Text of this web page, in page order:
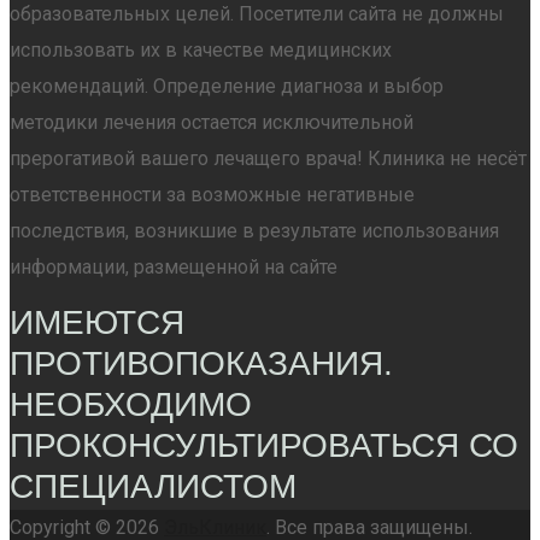
образовательных целей. Посетители сайта не должны
использовать их в качестве медицинских
рекомендаций. Определение диагноза и выбор
методики лечения остается исключительной
прерогативой вашего лечащего врача! Клиника не несёт
ответственности за возможные негативные
последствия, возникшие в результате использования
информации, размещенной на сайте
ИМЕЮТСЯ
ПРОТИВОПОКАЗАНИЯ.
НЕОБХОДИМО
ПРОКОНСУЛЬТИРОВАТЬСЯ СО
СПЕЦИАЛИСТОМ
Copyright © 2026 . Все права защищены.